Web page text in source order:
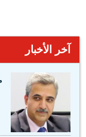
آخر الأخبار